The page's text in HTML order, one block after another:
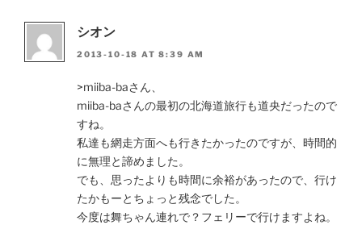
シオン
2013-10-18 AT 8:39 AM
>miiba-baさん、
miiba-baさんの最初の北海道旅行も道央だったので
すね。
私達も網走方面へも行きたかったのですが、時間的
に無理と諦めました。
でも、思ったよりも時間に余裕があったので、行け
たかもーとちょっと残念でした。
今度は舞ちゃん連れで？フェリーで行けますよね。